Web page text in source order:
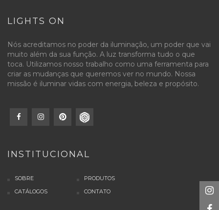
LIGHTS ON
Nós acreditamos no poder da iluminação, um poder que vai
muito além da sua função. A luz transforma tudo o que
toca. Utilizamos nosso trabalho como uma ferramenta para
criar as mudanças que queremos ver no mundo. Nossa
missão é iluminar vidas com energia, beleza e propósito.
INSTITUCIONAL
SOBRE
PRODUTOS
CATÁLOGOS
CONTATO